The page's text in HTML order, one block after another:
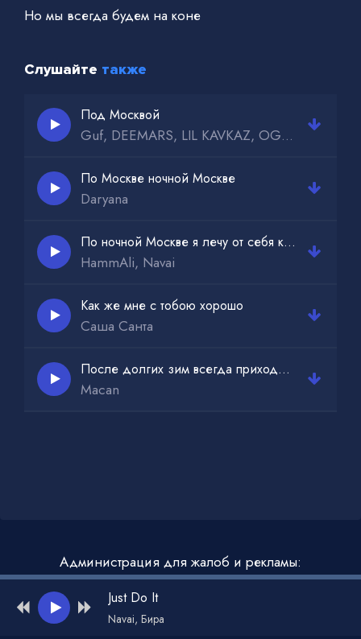
Но мы всегда будем на коне
Слушайте также
Под Москвой
Guf, DEEMARS, LIL KAVKAZ, OG MINAY
По Москве ночной Москве
Daryana
По ночной Москве я лечу от себя к тебе remix
HammAli, Navai
Как же мне с тобою хорошо
Саша Санта
После долгих зим всегда приходит лето
Macan
Администрация для жалоб и рекламы:
admin@muzdark.net
Just Do It
Navai, Бира